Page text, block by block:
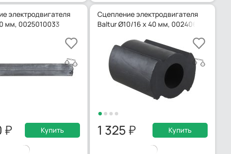
электродвигателя
мм, 0025010033
Купить
Сцепление электродвигателя
Baltur Ø10/16 x 40 мм, 0024060025
1 325 Купить